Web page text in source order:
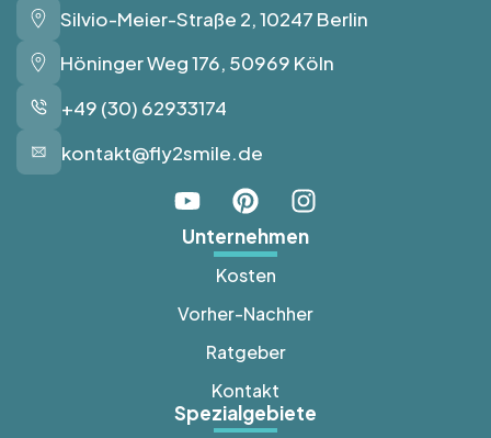
Fly2Smile
Silvio-Meier-Straße 2, 10247 Berlin
Höninger Weg 176, 50969 Köln
+49 (30) 62933174
kontakt@fly2smile.de
Unternehmen
Kosten
Vorher-Nachher
Ratgeber
Kontakt
Spezialgebiete